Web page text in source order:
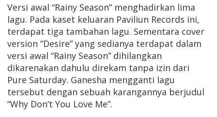
Versi awal “Rainy Season” menghadirkan lima
lagu. Pada kaset keluaran Paviliun Records ini,
terdapat tiga tambahan lagu. Sementara cover
version “Desire” yang sedianya terdapat dalam
versi awal “Rainy Season” dihilangkan
dikarenakan dahulu direkam tanpa izin dari
Pure Saturday. Ganesha mengganti lagu
tersebut dengan sebuah karangannya berjudul
“Why Don’t You Love Me”.